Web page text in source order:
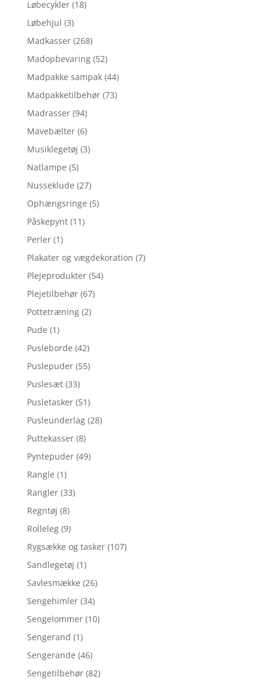
Løbecykler (18)
Løbehjul (3)
Madkasser (268)
Madopbevaring (52)
Madpakke sampak (44)
Madpakketilbehør (73)
Madrasser (94)
Mavebælter (6)
Musiklegetøj (3)
Natlampe (5)
Nusseklude (27)
Ophængsringe (5)
Påskepynt (11)
Perler (1)
Plakater og vægdekoration (7)
Plejeprodukter (54)
Plejetilbehør (67)
Pottetræning (2)
Pude (1)
Pusleborde (42)
Puslepuder (55)
Puslesæt (33)
Pusletasker (51)
Pusleunderlag (28)
Puttekasser (8)
Pyntepuder (49)
Rangle (1)
Rangler (33)
Regntøj (8)
Rolleleg (9)
Rygsække og tasker (107)
Sandlegetøj (1)
Savlesmække (26)
Sengehimler (34)
Sengelommer (10)
Sengerand (1)
Sengerande (46)
Sengetilbehør (82)